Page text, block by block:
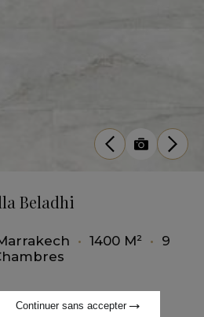
Beladhi
• 1400 M² • 9
minutes du centre de
Continuer sans accepter